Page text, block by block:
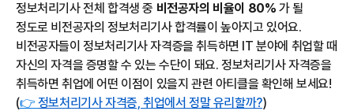
정보처리기사 전체 합격생 중 비전공자의 비율이 80% 가 될
정도로 비전공자의 정보처리기사 합격률이 높아지고 있어요.
비전공자들이 정보처리기사 자격증을 취득하면 IT 분야에 취업할 때
자신의 자격을 증명할 수 있는 수단이 돼요. 정보처리기사 자격증을
취득하면 취업에 어떤 이점이 있을지 관련 아티클을 확인해 보세요!
(👉 정보처리기사 자격증, 취업에서 정말 유리할까?)